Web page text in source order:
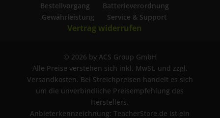
Bestellvorgang
Batterieverordnung
Gewährleistung
Service & Support
Vertrag widerrufen
© 2026 by ACS Group GmbH
Alle Preise verstehen sich inkl. MwSt. und zzgl.
Versandkosten. Bei Streichpreisen handelt es sich
um die unverbindliche Preisempfehlung des
Herstellers.
Anbieterkennzeichnung: TeacherStore.de ist ein